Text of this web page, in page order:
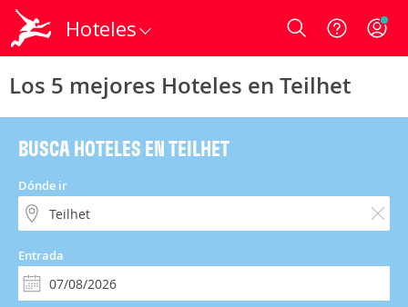
Hoteles Login
Los 5 mejores Hoteles en Teilhet
BUSCA HOTELES EN TEILHET
Dónde ir
Entrada